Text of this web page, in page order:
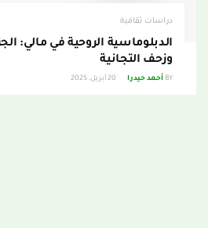
دراسات ثقافية
الدبلوماسية الروحية في مالي:
وزحف التجانية
BY أحمد حيدرا